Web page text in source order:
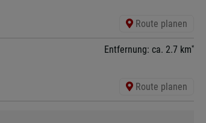
Route planen
Entfernung: ca. 2.7 km*
Route planen